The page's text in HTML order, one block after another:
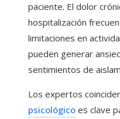
paciente. El dolor
hospitalización
limitaciones en
pueden generar
sentimientos de
Los expertos
psicológico es clave